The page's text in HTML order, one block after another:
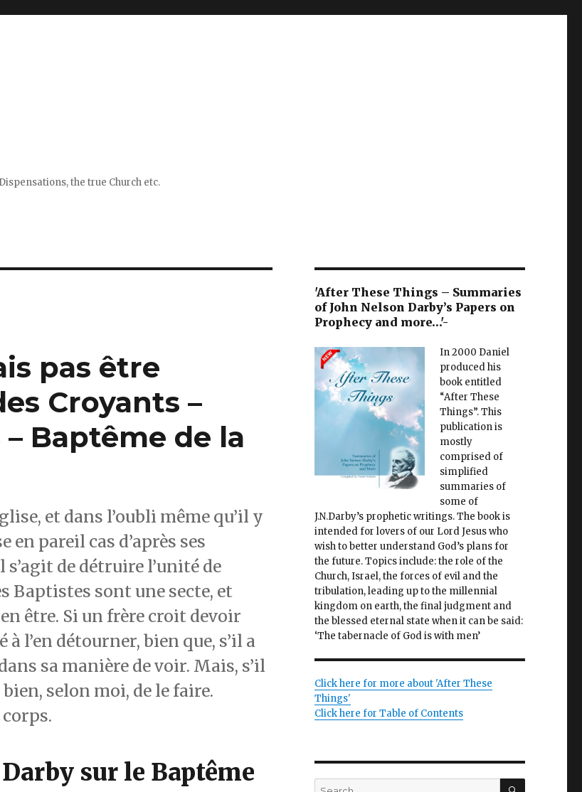
the true Church etc.
pas être
Croyants –
Baptême de la
et dans l’oubli même qu’il y
pareil cas d’après ses
de détruire l’unité de
Baptistes sont une secte, et
être. Si un frère croit devoir
l’en détourner, bien que, s’il a
sa manière de voir. Mais, s’il
selon moi, de le faire.
sur le Baptême
'After These Things – Summaries
of John Nelson Darby’s Papers on
Prophecy and more…'-
In 2000 Daniel
produced his
book entitled
“After These
Things”. This
publication is
mostly
comprised of
simplified
summaries of
some of
J.N.Darby’s prophetic writings. The book is
intended for lovers of our Lord Jesus who
wish to better understand God’s plans for
the future. Topics include: the role of the
Church, Israel, the forces of evil and the
tribulation, leading up to the millennial
kingdom on earth, the final judgment and
the blessed eternal state when it can be said:
‘The tabernacle of God is with men’
Click here for more about 'After These
Things'
Click here for Table of Contents
Search
SEARCH